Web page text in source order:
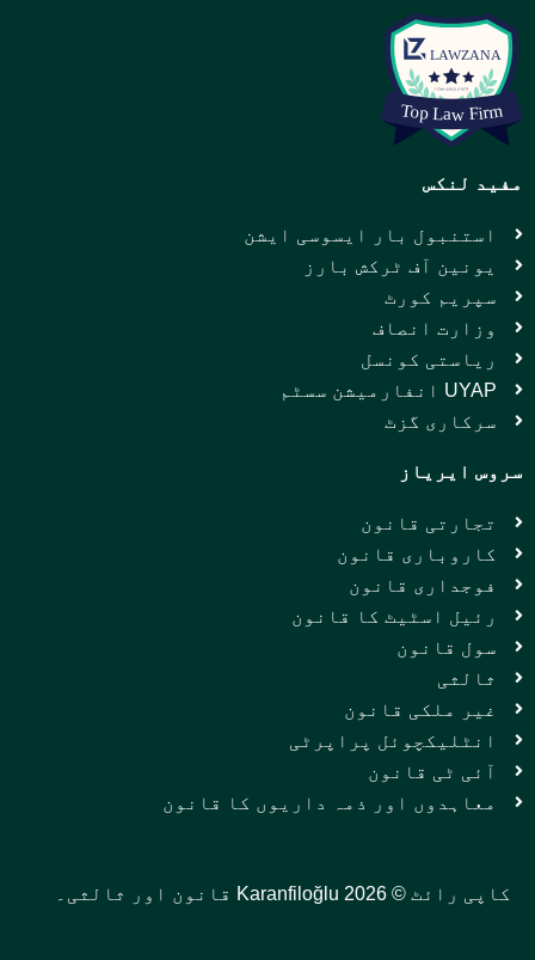
مفید لنکس
استنبول بار ایسوسی ایشن
یونین آف ٹرکش بارز
سپریم کورٹ
وزارت انصاف
ریاستی کونسل
UYAP انفارمیشن سسٹم
سرکاری گزٹ
سروس ایریاز
تجارتی قانون
کاروباری قانون
فوجداری قانون
رئیل اسٹیٹ کا قانون
سول قانون
ثالثی
غیر ملکی قانون
انٹلیکچوئل پراپرٹی
آئی ٹی قانون
معاہدوں اور ذمہ داریوں کا قانون
کاپی رائٹ © 2026 Karanfiloğlu قانون اور ثالثی۔